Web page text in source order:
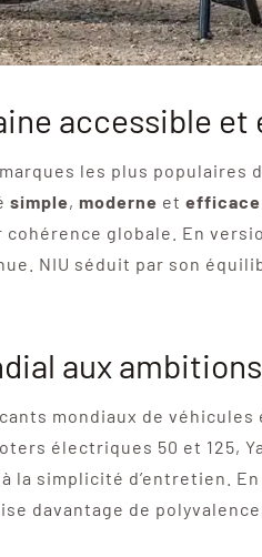
accessible et
les plus populaires
simple, moderne et efficace
globale. En
NIU séduit par son
aux
mondiaux de
électriques 50 et 125,
la simplicité d’entretien. En
davantage de